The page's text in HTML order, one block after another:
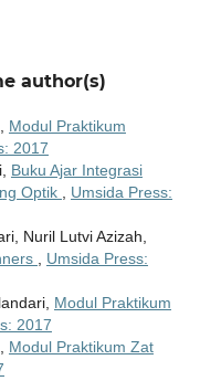
author(s)
Modul Praktikum
2017
Buku Ajar Integrasi
Optik , Umsida Press:
Nuril Lutvi Azizah,
, Umsida Press:
Modul Praktikum
2017
Modul Praktikum Zat